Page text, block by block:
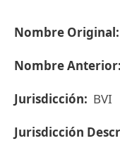
Nombre Original:
Nombre Anterior:
Jurisdicción: BVI
Jurisdicción